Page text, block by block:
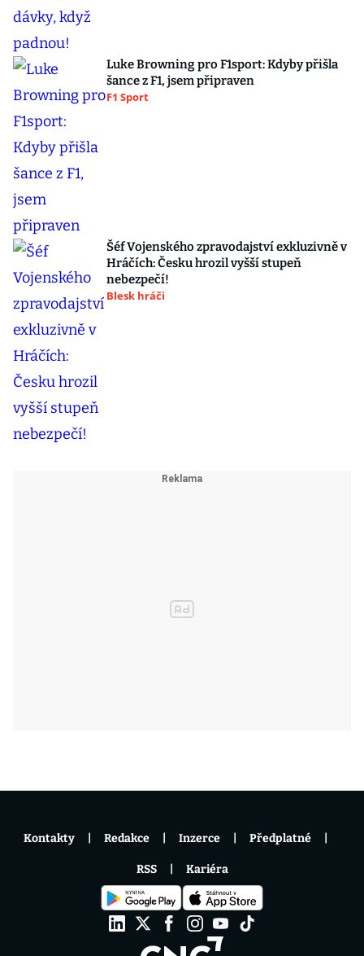
Luke Browning pro F1sport: Kdyby přišla
šance z F1, jsem připraven
F1 Sport
Šéf Vojenského zpravodajství exkluzivně v
Hráčích: Česku hrozil vyšší stupeň
nebezpečí!
Blesk hráči
Kontakty Redakce Inzerce Předplatné
RSS Kariéra